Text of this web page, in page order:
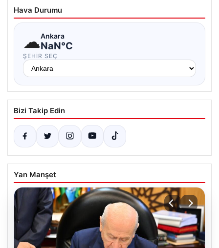
Hava Durumu
☁Ankara
NaN°C
ŞEHIR SEÇ
Bizi Takip Edin
Yan Manşet